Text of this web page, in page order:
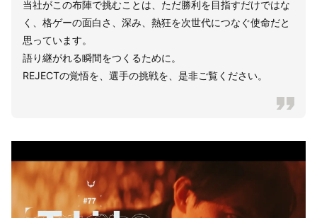
当社がこの布陣で挑むことは、ただ勝利を目指すだけではな
く、格ゲーの面白さ、深み、熱狂を次世代につなぐ使命だと
思っています。
語り継がれる瞬間をつくるために。
REJECTの覚悟を、選手の挑戦を、是非ご覧ください。